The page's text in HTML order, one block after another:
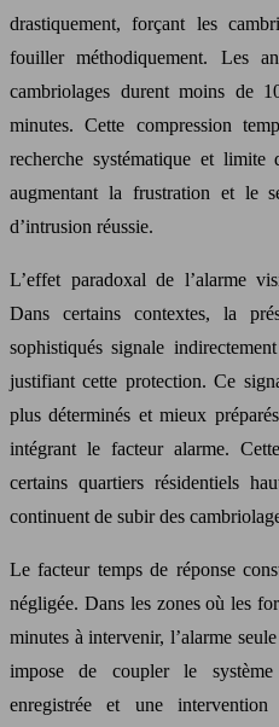
drastiquement, forçant les
fouiller méthodiquement. Les
cambriolages durent moins de
minutes. Cette compression
recherche systématique et limite
augmentant la frustration et le
d’intrusion réussie.
L’effet paradoxal de l’alarme
Dans certains contextes, la
sophistiqués signale
justifiant cette protection. Ce
plus déterminés et mieux
intégrant le facteur alarme.
certains quartiers résidentiels
continuent de subir des
Le facteur temps de réponse
négligée. Dans les zones où les
minutes à intervenir, l’alarme
impose de coupler le
enregistrée et une